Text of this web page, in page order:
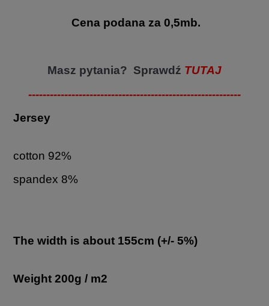
Cena podana za 0,5mb.
Masz pytania? Sprawdź TUTAJ
-----------------------------------------------------------
Jersey
cotton 92%
spandex 8%
The width is about 155cm (+/- 5%)
Weight 200g / m2